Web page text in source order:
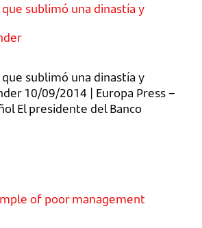
sublimó una dinastía y
sublimó una dinastía y
10/09/2014 | Europa Press –
El presidente del Banco
of poor management